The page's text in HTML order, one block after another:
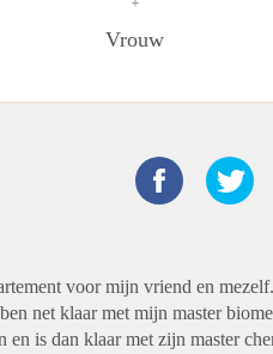
Vrouw
voor mijn vriend en
net klaar met mijn master
is dan klaar met zijn master